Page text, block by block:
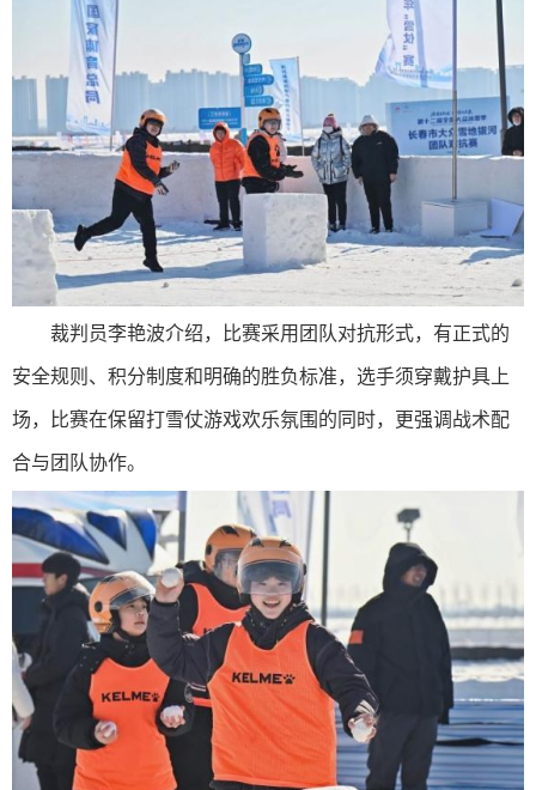
裁判员李艳波介绍，比赛采用团队对抗形式，有正式的
安全规则、积分制度和明确的胜负标准，选手须穿戴护具上
场，比赛在保留打雪仗游戏欢乐氛围的同时，更强调战术配
合与团队协作。